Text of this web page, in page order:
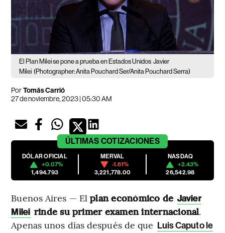
El Plan Milei se pone a prueba en Estados Unidos Javier
Milei (Photographer: Anita Pouchard Ser/Anita Pouchard Serra)
PorTomás Carrió
27 de noviembre, 2023 | 05:30 AM
ÚLTIMAS COTIZACIONES
DÓLAR OFICIAL
+0.07%
1,494.793
MERVAL
-1.61%
3,221,778.00
NASDAQ
+2.43%
26,542.98
Buenos Aires — Elplan económico de Javier
Milei rinde su primer examen internacional.
Apenas unos días después de que Luis Caputo le